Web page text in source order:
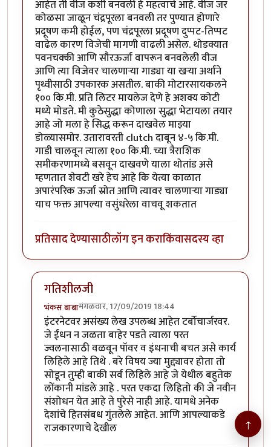
आहेत ती वीज कशी बनवली हे महत्वाचे आहे. वीज जर
कोळसा जाळून चंद्रपूरला बनवली तर पुण्यात होणारे
प्रदूषण कमी होईल, पण चंद्रपूरला प्रदूषण दुप्पट-तिप्पट
वाढेल कारण विजेची मागणी वाढली असेल. थोडक्यात
पवनचक्की आणि सौरऊर्जा वापरून बनवलेली वीज
आणि त्या विजेवर चालणाऱ्या गाड्या या खऱ्या अर्थाने
पृथ्वीसाठी उपकारक असतील. बाकी मोटारसायकलने
१०० कि.मी. प्रति लिटर मायलेज देणे हे अशक्य कोटी
मध्ये मोडते. मी कुठेसुद्धा कोणाला सुद्धा भेटायला तयार
आहे जो मला हे सिद्ध करून दाखवेल माझ्या
डोळ्यासमोर. उतारावरती clutch दाबून ४-५ कि.मी.
गाडी चालवून त्याला १०० कि.मी. च्या त्रैराशिक
समीकरणामध्ये बसवून दाखवणे याला थोतांड असे
म्हणतात शेवटी खरे हेच आहे कि येत्या काळात
अपारंपरिक ऊर्जा स्रोत आणि त्यावर चालणाऱ्या गाड्या
याच फक्त आपल्या वसुंधरेला वाचवू शकतात
प्रतिसाद देण्यासाठीलॉग इन कराकिंवासदस्य व्हा
गतिशीलजी
भंकस बाबामंगळवार, 17/09/2019 18:44
In reply toडॉ. खरे सोडले तर बऱ्याचbyगतीशील
इंटरनेटवर असंख्य लेख उपलब्ध आहेत टर्बोचार्जरवर.
जे ईंधन न जळता बाहेर पडते त्याला परत
ज्वलनासाठी वळवून पॉवर व इंधनाची बचत असे कार्य
लिहिले आहे तिथे . बरे विषय ज्या मुद्द्यावर होता तो
सोडून तुम्ही बाकी सर्व लिहिले आहे जे येथील बहुतेक
लोंकानी मांडले आहे . परत एकदा लिहितो की जे नवीन
संशोधन येत आहे ते पुरेसे नाही आहे. यामधे अनेक
देशांचे हितसंबध गुंतलेले आहेत. आणि आपल्याकडे
राजकारणाचे देखील ↑